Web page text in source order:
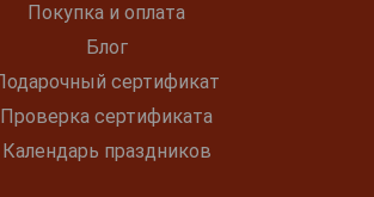
Покупка и оплата
Блог
сертификат
Проверка сертификата
Календарь праздников